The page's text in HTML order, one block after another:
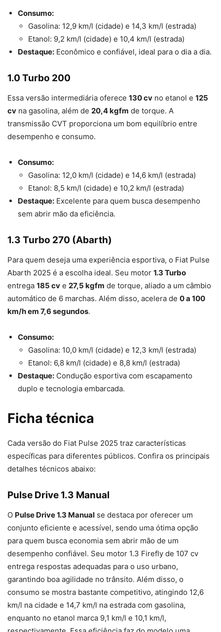
Consumo:
Gasolina: 12,9 km/l (cidade) e 14,3 km/l (estrada)
Etanol: 9,2 km/l (cidade) e 10,4 km/l (estrada)
Destaque: Econômico e confiável, ideal para o dia a dia.
1.0 Turbo 200
Essa versão intermediária oferece 130 cv no etanol e 125
cv na gasolina, além de 20,4 kgfm de torque. A
transmissão CVT proporciona um bom equilíbrio entre
desempenho e consumo.
Consumo:
Gasolina: 12,0 km/l (cidade) e 14,6 km/l (estrada)
Etanol: 8,5 km/l (cidade) e 10,2 km/l (estrada)
Destaque: Excelente para quem busca desempenho
sem abrir mão da eficiência.
1.3 Turbo 270 (Abarth)
Para quem deseja uma experiência esportiva, o Fiat Pulse
Abarth 2025 é a escolha ideal. Seu motor 1.3 Turbo
entrega 185 cv e 27,5 kgfm de torque, aliado a um câmbio
automático de 6 marchas. Além disso, acelera de 0 a 100
km/h em 7,6 segundos.
Consumo:
Gasolina: 10,0 km/l (cidade) e 12,3 km/l (estrada)
Etanol: 6,8 km/l (cidade) e 8,8 km/l (estrada)
Destaque: Condução esportiva com escapamento
duplo e tecnologia embarcada.
Ficha técnica
Cada versão do Fiat Pulse 2025 traz características
específicas para diferentes públicos. Confira os principais
detalhes técnicos abaixo:
Pulse Drive 1.3 Manual
O Pulse Drive 1.3 Manual se destaca por oferecer um
conjunto eficiente e acessível, sendo uma ótima opção
para quem busca economia sem abrir mão de um
desempenho confiável. Seu motor 1.3 Firefly de 107 cv
entrega respostas adequadas para o uso urbano,
garantindo boa agilidade no trânsito. Além disso, o
consumo se mostra bastante competitivo, atingindo 12,6
km/l na cidade e 14,7 km/l na estrada com gasolina,
enquanto no etanol marca 9,1 km/l e 10,1 km/l,